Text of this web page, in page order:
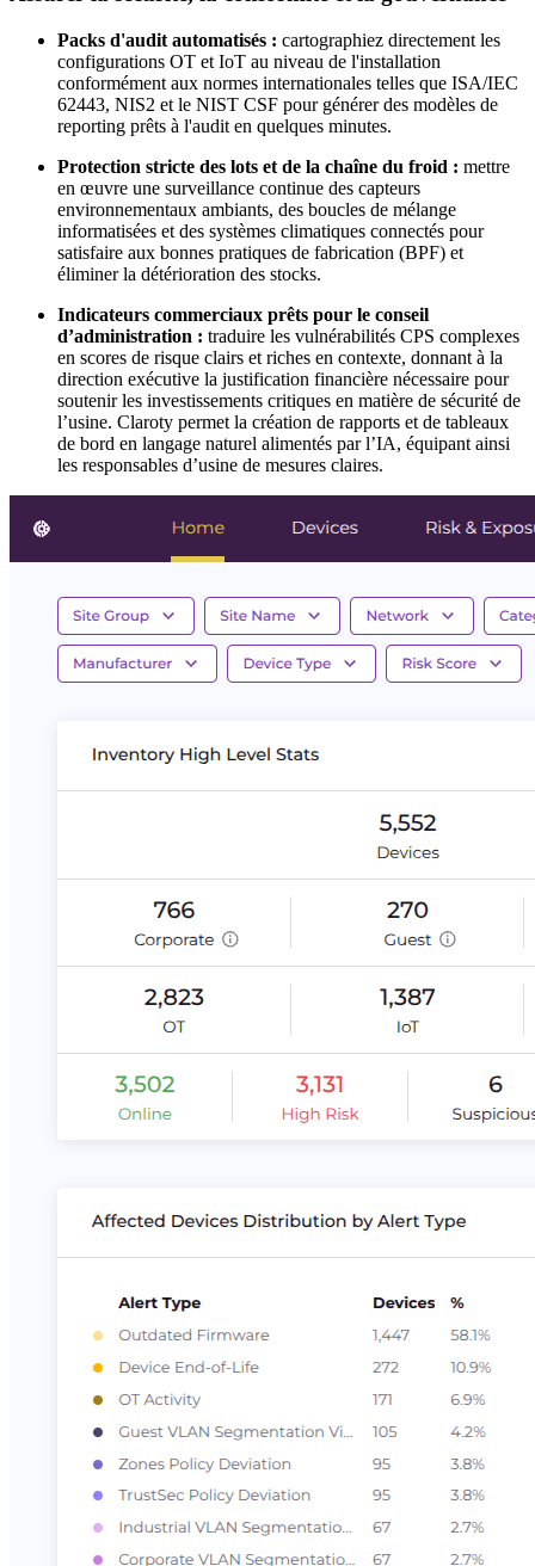
Packs d'audit automatisés : cartographiez directement les
configurations OT et IoT au niveau de l'installation
conformément aux normes internationales telles que ISA/IEC
62443, NIS2 et le NIST CSF pour générer des modèles de
reporting prêts à l'audit en quelques minutes.
Protection stricte des lots et de la chaîne du froid : mettre
en œuvre une surveillance continue des capteurs
environnementaux ambiants, des boucles de mélange
informatisées et des systèmes climatiques connectés pour
satisfaire aux bonnes pratiques de fabrication (BPF) et
éliminer la détérioration des stocks.
Indicateurs commerciaux prêts pour le conseil
d’administration : traduire les vulnérabilités CPS complexes
en scores de risque clairs et riches en contexte, donnant à la
direction exécutive la justification financière nécessaire pour
soutenir les investissements critiques en matière de sécurité de
l’usine. Claroty permet la création de rapports et de tableaux
de bord en langage naturel alimentés par l’IA, équipant ainsi
les responsables d’usine de mesures claires.